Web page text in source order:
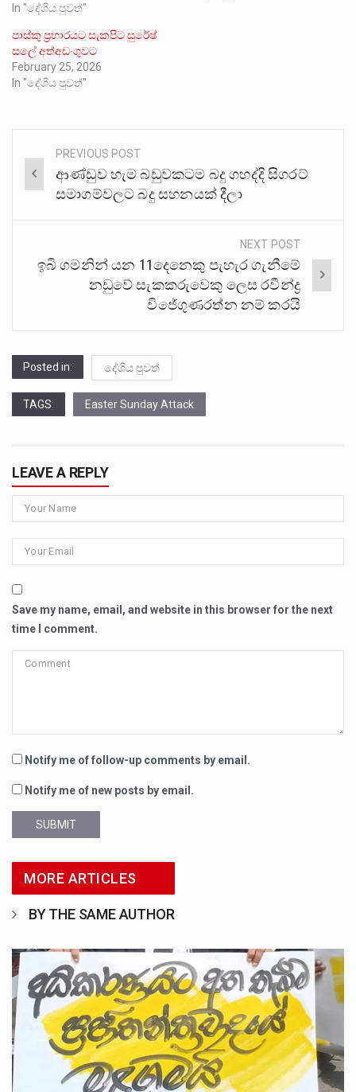
In "දේශීය පුවත්"
පාස්කු ප්‍රහාරයට සැකපිට සුරේෂ්
සලේ අත්අඩංගුවට
February 25, 2026
In "දේශීය පුවත්"
Post
navigation
PREVIOUS POST
ආණ්ඩුව හැම බඩුවකටම බදු ගහද්දි සිගරට්
සමාගම්වලට බදු සහනයක් දීලා
NEXT POST
ඉබි ගමනින් යන 11දෙනෙකු පැහැර ගැනීමේ
නඩුවේ සැකකරුවෙකු ලෙස රවීන්ද්‍ර
විජේගුණරත්න නම් කරයි
Posted in: දේශීය පුවත්
TAGS: Easter Sunday Attack
LEAVE A REPLY
Save my name, email, and website in this browser for the next
time I comment.
Notify me of follow-up comments by email.
Notify me of new posts by email.
SUBMIT
MORE ARTICLES
BY THE SAME AUTHOR